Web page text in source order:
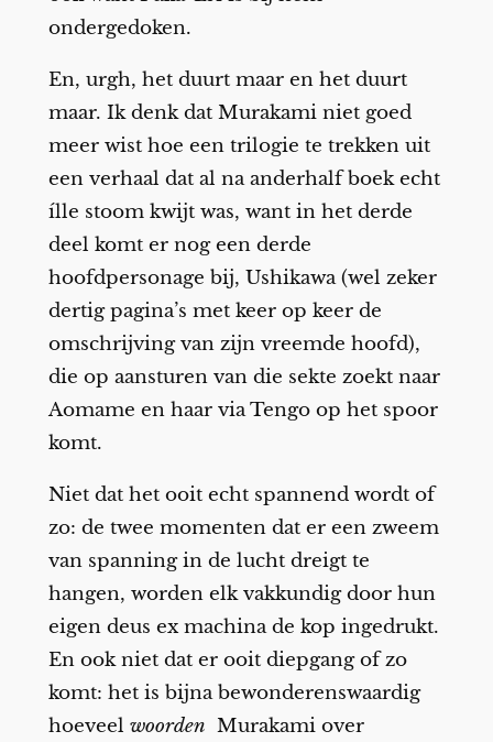
ondergedoken.
En, urgh, het duurt maar en het duurt
maar. Ik denk dat Murakami niet goed
meer wist hoe een trilogie te trekken uit
een verhaal dat al na anderhalf boek echt
ílle stoom kwijt was, want in het derde
deel komt er nog een derde
hoofdpersonage bij, Ushikawa (wel zeker
dertig pagina’s met keer op keer de
omschrijving van zijn vreemde hoofd),
die op aansturen van die sekte zoekt naar
Aomame en haar via Tengo op het spoor
komt.
Niet dat het ooit echt spannend wordt of
zo: de twee momenten dat er een zweem
van spanning in de lucht dreigt te
hangen, worden elk vakkundig door hun
eigen deus ex machina de kop ingedrukt.
En ook niet dat er ooit diepgang of zo
komt: het is bijna bewonderenswaardig
hoeveel woorden Murakami over